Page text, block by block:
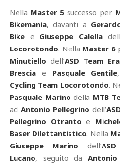
Nella Master 5 successo per
Bikemania, davanti a
Bike e Giuseppe Calella
Locorotondo. Nella Master 6
Minutiello dell’ASD Team
Brescia e Pasquale Gentile
Cycling Team Locorotondo.
Pasquale Marino della MTB
ad Antonio Pellegrino dell’
Pellegrino Otranto e
Baser Dilettantistico. Nella
Giuseppe Marino dell’
Lucano, seguito da Antonio